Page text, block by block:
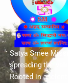
Satya Smee
spreading the
Rooted in ancient